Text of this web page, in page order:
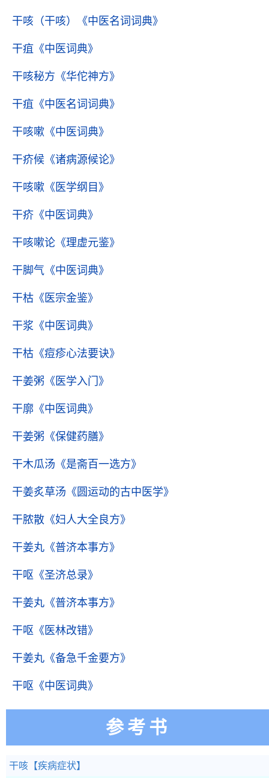
干咳（干咳） 《中医名词词典》
干疽 《中医词典》
干咳秘方 《华佗神方》
干疽 《中医名词词典》
干咳嗽 《中医词典》
干疥候 《诸病源候论》
干咳嗽 《医学纲目》
干疥 《中医词典》
干咳嗽论 《理虚元鉴》
干脚气 《中医词典》
干枯 《医宗金鉴》
干浆 《中医词典》
干枯 《痘疹心法要诀》
干姜粥 《医学入门》
干廓 《中医词典》
干姜粥 《保健药膳》
干木瓜汤 《是斋百一选方》
干姜炙草汤 《圆运动的古中医学》
干脓散 《妇人大全良方》
干姜丸 《普济本事方》
干呕 《圣济总录》
干姜丸 《普济本事方》
干呕 《医林改错》
干姜丸 《备急千金要方》
干呕 《中医词典》
参考书
干咳 【疾病症状】